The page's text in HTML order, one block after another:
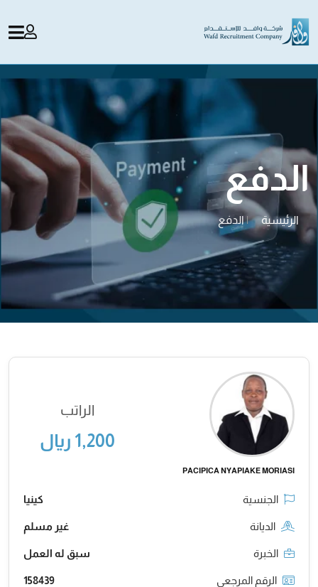
الدفع
الرئيسية |الدفع
PACIPICA NYAPIAKE MORIASI
الراتب
1,200 ريال
الجنسية كينيا
الديانة غير مسلم
الخبرة سبق له العمل
الرقم المرجعي 158439